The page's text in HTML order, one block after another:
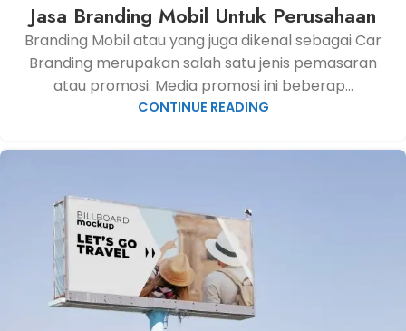
Jasa Branding Mobil Untuk Perusahaan
Branding Mobil atau yang juga dikenal sebagai Car
Branding merupakan salah satu jenis pemasaran
atau promosi. Media promosi ini beberap...
CONTINUE READING